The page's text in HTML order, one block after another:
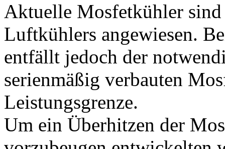
Aktuelle Mosfetkühler
Luftkühlers angewiesen.
entfällt jedoch der
serienmäßig verbauten
Leistungsgrenze.
Um ein Überhitzen der